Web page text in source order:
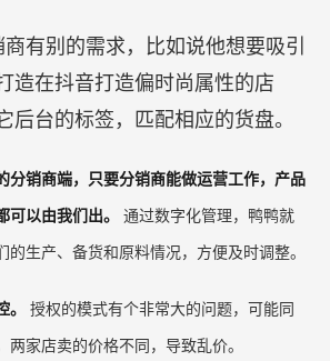
有别的需求，比如说他想要吸引
造在抖音打造偏时尚属性的店
后台的标签，匹配相应的货盘。
分销商端，只要分销商能做运营工作，产品
可以由我们出。 通过数字化管理，鸭鸭就
的生产、备货和原料情况，方便及时调整。
。 授权的模式有个非常大的问题，可能同
两家店卖的价格不同，导致乱价。